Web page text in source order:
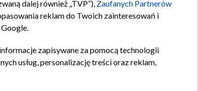
dalej również „TVP”), Zaufanych Partnerów
reklam do Twoich zainteresowań i
zapisywane za pomocą technologii
usług, personalizację treści oraz reklam,